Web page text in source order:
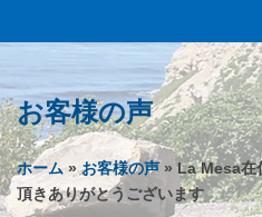
お客様の声
ホーム»お客様の声 » La Mesa在
頂きありがとうございます